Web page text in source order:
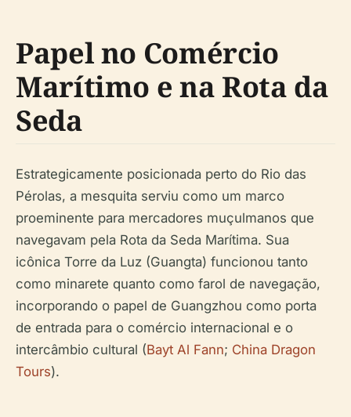
Papel no Comércio
Marítimo e na Rota da
Seda
Estrategicamente posicionada perto do Rio das
Pérolas, a mesquita serviu como um marco
proeminente para mercadores muçulmanos que
navegavam pela Rota da Seda Marítima. Sua
icônica Torre da Luz (Guangta) funcionou tanto
como minarete quanto como farol de navegação,
incorporando o papel de Guangzhou como porta
de entrada para o comércio internacional e o
intercâmbio cultural (Bayt Al Fann; China Dragon
Tours).